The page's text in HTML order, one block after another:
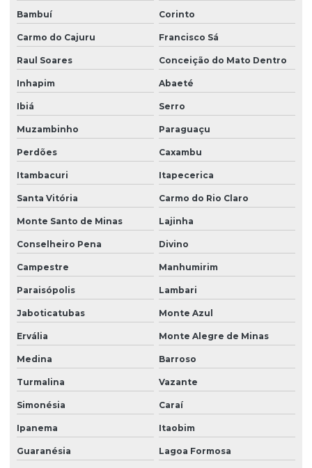
Bambuí Corinto
Carmo do Cajuru Francisco Sá
Raul Soares Conceição do Mato Dentro
Inhapim Abaeté
Ibiá Serro
Muzambinho Paraguaçu
Perdões Caxambu
Itambacuri Itapecerica
Santa Vitória Carmo do Rio Claro
Monte Santo de Minas Lajinha
Conselheiro Pena Divino
Campestre Manhumirim
Paraisópolis Lambari
Jaboticatubas Monte Azul
Ervália Monte Alegre de Minas
Medina Barroso
Turmalina Vazante
Simonésia Caraí
Ipanema Itaobim
Guaranésia Lagoa Formosa